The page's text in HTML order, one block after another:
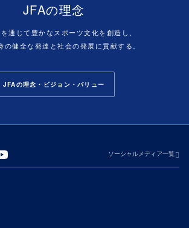
JFAの理念
通じて豊かなスポーツ文化を創造し、
の健全な発達と社会の発展に貢献する。
JFAの理念・ビジョン・バリュー
ソーシャルメディア一覧